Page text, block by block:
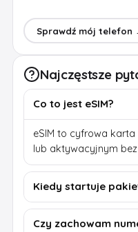
Sprawdź mój telefon
Najczęstsze
Co to jest eSIM?
eSIM to cyfrowa karta
lub aktywacyjnym
Kiedy startuje
Czy zachowam